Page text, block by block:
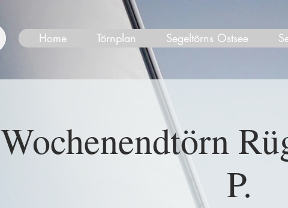
Home Törnplan Segeltörns Ostsee
Wochenendtörn
P.